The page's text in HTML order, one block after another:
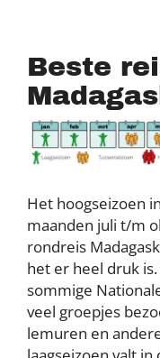
Beste
Het hoogseizoen
maanden juli t/m
rondreis
het er heel druk
sommige
veel groepjes
lemuren en